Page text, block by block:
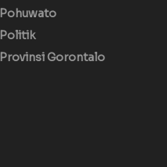
Pohuwato
Politik
Provinsi Gorontalo